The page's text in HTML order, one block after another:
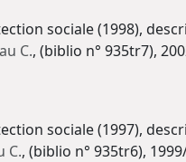
sociale (1998),
C., (biblio n° 935tr7),
sociale (1997),
C., (biblio n° 935tr6),